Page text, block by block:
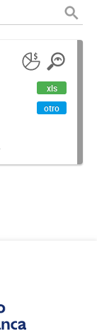
xls
otro